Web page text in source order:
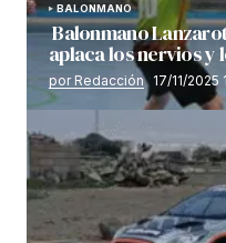
BALONMANO
Balonmano
aplaca los nervios y
por Redacción 17/11/2025